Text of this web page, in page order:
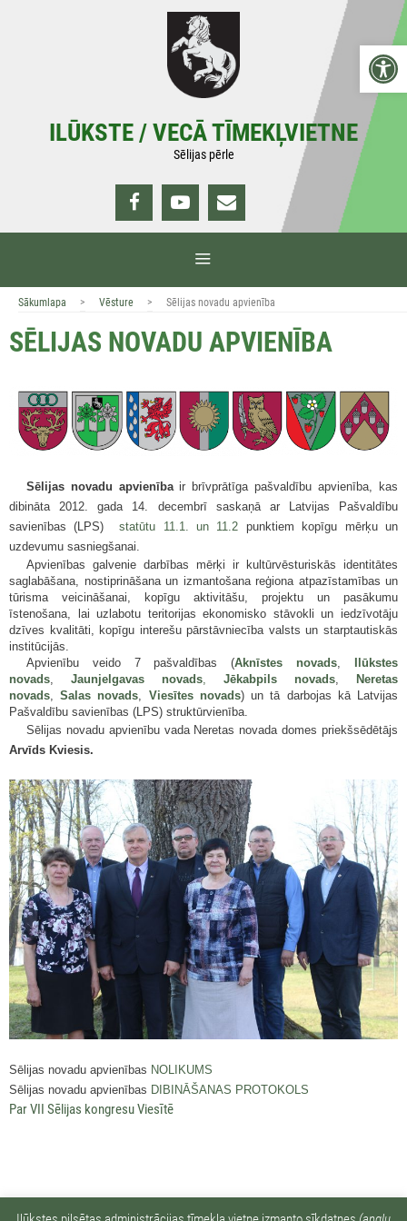
ILŪKSTE / VECĀ TĪMEKĻVIETNE
Sēlijas pērle
Sākumlapa > Vēsture > Sēlijas novadu apvienība
SĒLIJAS NOVADU APVIENĪBA
Sēlijas novadu apvienība ir brīvprātīga pašvaldību apvienība, kas
dibināta 2012. gada 14. decembrī saskaņā ar Latvijas Pašvaldību
savienības (LPS)statūtu 11.1. un 11.2 punktiem kopīgu mērķu un
uzdevumu sasniegšanai.
Apvienības galvenie darbības mērķi ir
kultūrvēsturiskās identitātes
saglabāšana, nostiprināšana un izmantošana reģiona atpazīstamības un
tūrisma veicināšanai, kopīgu aktivitāšu, projektu un pasākumu
īstenošana, lai uzlabotu teritorijas ekonomisko stāvokli un iedzīvotāju
dzīves kvalitāti, kopīgu interešu pārstāvniecība valsts un starptautiskās
institūcijās.
Apvienību veido 7 pašvaldības (Aknīstes novads,
Ilūkstes
novads, Jaunjelgavas novads, Jēkabpils novads,
Neretas
novads,Salas novads, Viesītes novads) un tā darbojas kāLatvijas
Pašvaldību savienības (LPS) struktūrvienība.
Sēlijas novadu apvienību vada Neretas novada domes priekšsēdētājs
Arvīds Kviesis.
Sēlijas novadu apvienības NOLIKUMS
Sēlijas novadu apvienības DIBINĀŠANAS PROTOKOLS
Par VII Sēlijas kongresu Viesītē